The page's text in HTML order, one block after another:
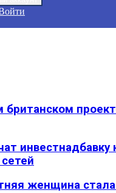
британском
инвестнадбавку
женщина